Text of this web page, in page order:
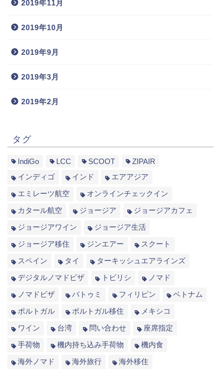
2019年11月
2019年10月
2019年9月
2019年3月
2019年2月
タグ
IndiGo LCC SCOOT
ZIPAIR
インディゴ
インド
エアアジア
エミレーツ航空
オンラインチェックイン
カタール航空
ジョージア
ジョージアカフェ
ジョージアワイン
ジョージア生活
ジョージア移住
ジンエアー
スクート
スペイン
タイ
ターキッシュエアラインズ
デジタルノマドビザ
トビリシ
ノマド
ノマドビザ
バトゥミ フィリピン
ベトナム
ポルトガル
ポルトガル移住
メキシコ
ワイン
台湾 問い合わせ
座席指定
手荷物
機内持ち込み手荷物
機内食
海外ノマド
海外旅行
海外移住